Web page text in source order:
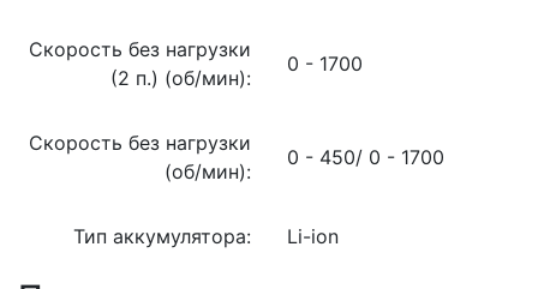
Скорость без нагрузки
(2 п.) (об/мин):
0 - 1700
Скорость без нагрузки
(об/мин):
0 - 450/ 0 - 1700
Тип аккумулятора: Li-ion